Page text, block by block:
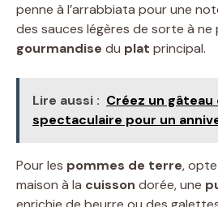
penne à l’arrabbiata pour une
des sauces légères de sorte à ne
gourmandise du plat principal.
Lire aussi : Créez un
spectaculaire pour un
Pour les pommes de terre,
maison à la cuisson dorée, une